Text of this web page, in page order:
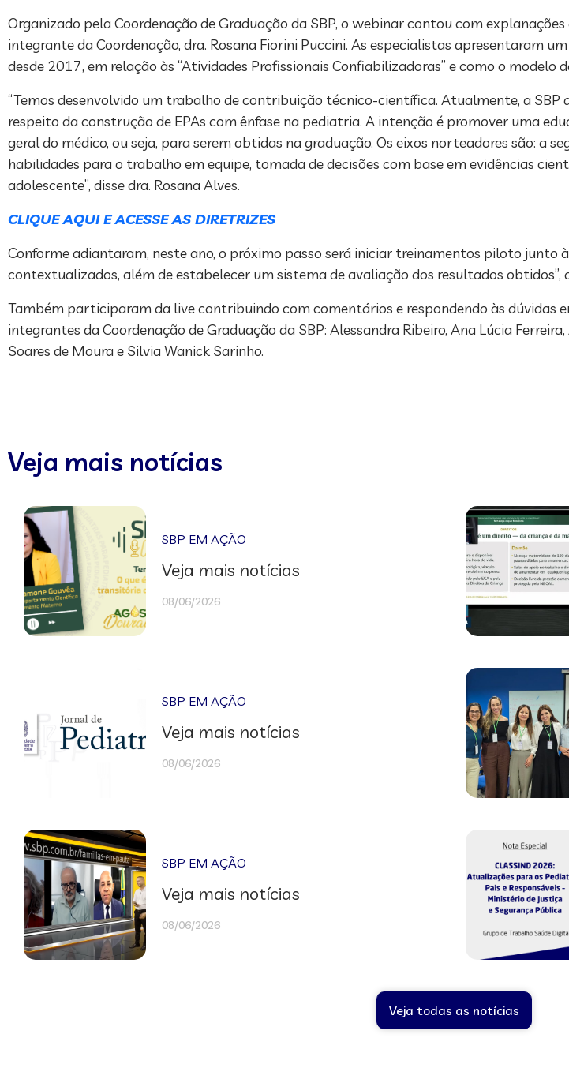
Organizado pela Coordenação de Graduação da SBP, o webinar contou com
integrante da Coordenação, dra. Rosana Fiorini Puccini. As especialistas apresentaram
desde 2017, em relação às “Atividades Profissionais Confiabilizadoras” e como o
“Temos desenvolvido um trabalho de contribuição técnico-científica. Atualmente, a SBP
respeito da construção de EPAs com ênfase na pediatria. A intenção é promover uma
geral do médico, ou seja, para serem obtidas na graduação. Os eixos norteadores são: a
habilidades para o trabalho em equipe, tomada de decisões com base em evidências
adolescente”, disse dra. Rosana Alves.
CLIQUE AQUI E ACESSE AS DIRETRIZES
Conforme adiantaram, neste ano, o próximo passo será iniciar treinamentos piloto junto
contextualizados, além de estabelecer um sistema de avaliação dos resultados obtidos”,
Também participaram da live contribuindo com comentários e respondendo às dúvidas
integrantes da Coordenação de Graduação da SBP: Alessandra Ribeiro, Ana Lúcia
Soares de Moura e Silvia Wanick Sarinho.
Veja mais notícias
SBP EM AÇÃO
Veja mais notícias
08/06/2026
SBP EM AÇÃO
Veja mais notícias
08/06/2026
SBP EM AÇÃO
Veja mais notícias
08/06/2026
Veja todas as notícias